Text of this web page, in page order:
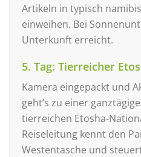
Artikeln in typisch
einweihen. Bei
Unterkunft erreicht.
5. Tag: Tierreicher
Kamera eingepackt und
geht’s zu einer
tierreichen Etosha-
Reiseleitung kennt den
Westentasche und